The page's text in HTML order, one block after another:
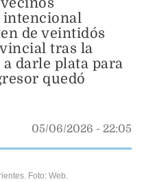
intencional
de veintidós
tras la
darle plata para
quedó
05/06/2026 - 22:05
Foto: Web.